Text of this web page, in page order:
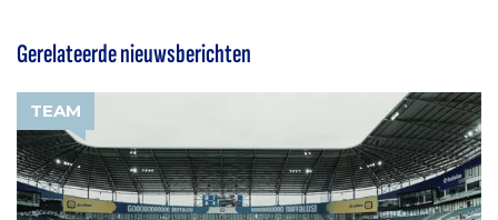
Gerelateerde nieuwsberichten
TEAM